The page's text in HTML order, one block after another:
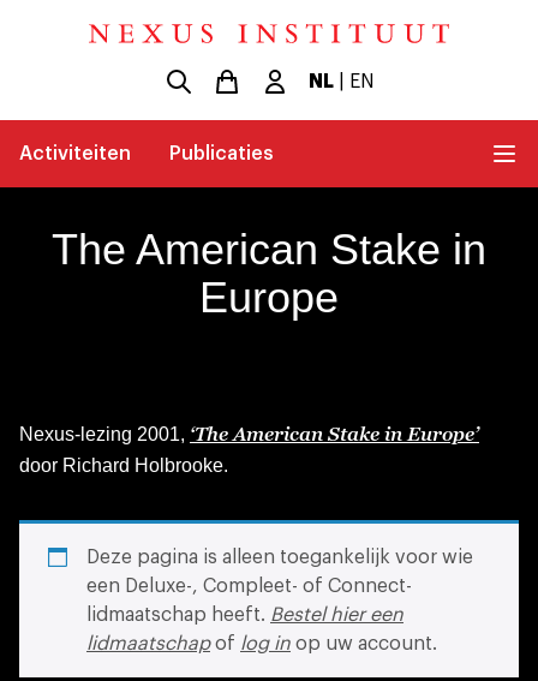
NL| EN
Activiteiten Publicaties
The American Stake in
Europe
Nexus-lezing 2001, ‘The American Stake in Europe’
door Richard Holbrooke.
Deze pagina is alleen toegankelijk voor wie
een Deluxe-, Compleet- of Connect-
lidmaatschap heeft. Bestel hier een
lidmaatschapof log in op uw account.